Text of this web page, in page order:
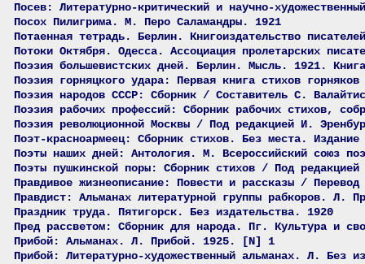
Посев: Литературно-критический и научно-
Посох Пилигрима. М. Перо Саламандры. 1921
Потаенная тетрадь. Берлин. Книгоиздательство
Потоки Октября. Одесса. Ассоциация пролетарских
Поэзия большевистских дней. Берлин. Мысль. 1921.
Поэзия горняцкого удара: Первая книга стихов
Поэзия народов СССР: Сборник / Составитель С.
Поэзия рабочих профессий: Сборник рабочих стихов,
Поэзия революционной Москвы / Под редакцией И.
Поэт-красноармеец: Сборник стихов. Без места.
Поэты наших дней: Антология. М. Всероссийский союз
Поэты пушкинской поры: Сборник стихов / Под
Правдивое жизнеописание: Повести и рассказы /
Правдист: Альманах литературной группы рабкоров. Л.
Праздник труда. Пятигорск. Без издательства. 1920
Пред рассветом: Сборник для народа. Пг. Культура и
Прибой: Альманах. Л. Прибой. 1925. [N] 1
Прибой: Литературно-художественный альманах. Л. Без